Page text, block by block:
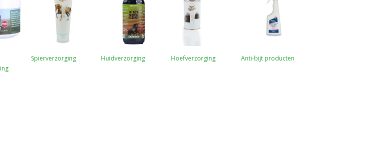
Spierverzorging Huidverzorging Hoefverzorging Anti-bijt producten